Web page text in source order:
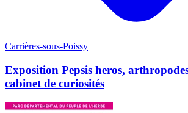
Carrières-sous-Poissy
Exposition Pepsis heros,
cabinet de curiosités